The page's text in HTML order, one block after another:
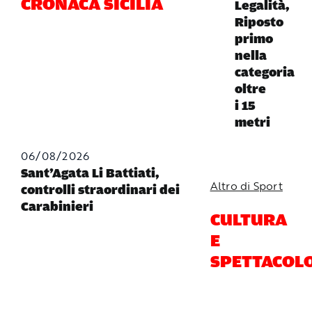
06/08/2026
Sant’Agata Li Battiati,
controlli straordinari dei
Carabinieri
Legalità,
Riposto
primo
nella
categoria
oltre
i 15
metri
Altro di Sport
CULTURA
E